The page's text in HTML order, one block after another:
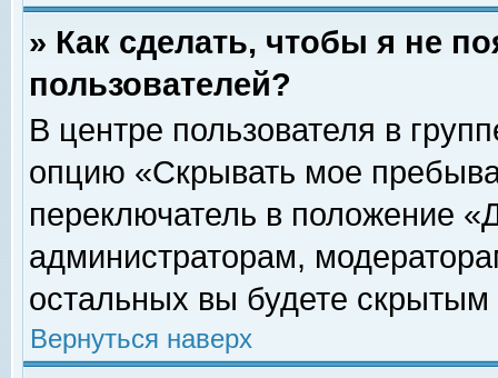
» Как сделать, чтобы я не
пользователей?
В центре пользователя в
опцию «Скрывать мое
переключатель в положение
администраторам,
остальных вы будете скрытым
Вернуться наверх